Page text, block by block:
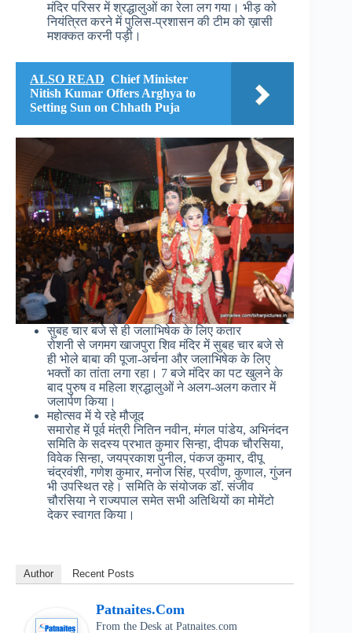
मंदिर परिसर में श्रद्धालुओं का रेला लग गया। भीड़ को
नियंत्रित करने में पुलिस-प्रशासन की टीम को ख़ासी
मशक्कत करनी पड़ी।
ALSO READ Chief Minister
Nitish Kumar Offers Arghya to
Setting Sun on Chhath Puja
सुबह चार बजे से ही जलाभिषेक के लिए कतार
रोशनी से जगमग खाजपुरा शिव मंदिर में सुबह चार बजे से
ही भोले बाबा की पूजा-अर्चना और जलाभिषेक के लिए
भक्तों का तांता लगा रहा। 7 बजे मंदिर का पट खुलने के
बाद पुरुष व महिला श्रद्धालुओं ने अलग-अलग कतार में
जलार्पण किया।
महोत्सव में ये रहे मौजूद
समारोह में पूर्व मंत्री नितिन नवीन, मंगल पांडेय, अभिनंदन
समिति के सदस्य प्रभात कुमार सिन्हा, दीपक चौरसिया,
विवेक सिन्हा, जयप्रकाश पुनील, पंकज कुमार, दीपू
चंद्रवंशी, गणेश कुमार, मनोज सिंह, प्रवीण, कुणाल, गुंजन
भी उपस्थित रहे। समिति के संयोजक डॉ. संजीव
चौरसिया ने राज्यपाल समेत सभी अतिथियों का मोमेंटो
देकर स्वागत किया।
Author Recent Posts
Patnaites.com
From the Desk at Patnaites.com